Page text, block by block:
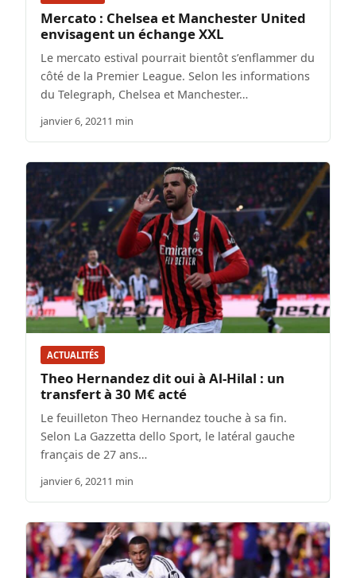
Mercato : Chelsea et Manchester United
envisagent un échange XXL
Le mercato estival pourrait bientôt s’enflammer du
côté de la Premier League. Selon les informations
du Telegraph, Chelsea et Manchester…
janvier 6, 20211 min
ACTUALITÉS
Theo Hernandez dit oui à Al-Hilal : un
transfert à 30 M€ acté
Le feuilleton Theo Hernandez touche à sa fin.
Selon La Gazzetta dello Sport, le latéral gauche
français de 27 ans…
janvier 6, 20211 min